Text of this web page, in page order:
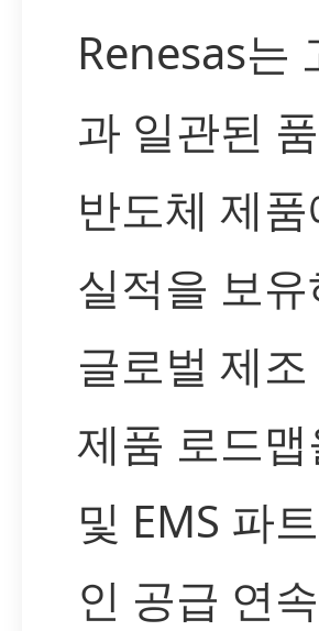
Renesas는
과 일관된
반도체 제
실적을 보
글로벌 제
제품 로드
및 EMS 파
인 공급 연